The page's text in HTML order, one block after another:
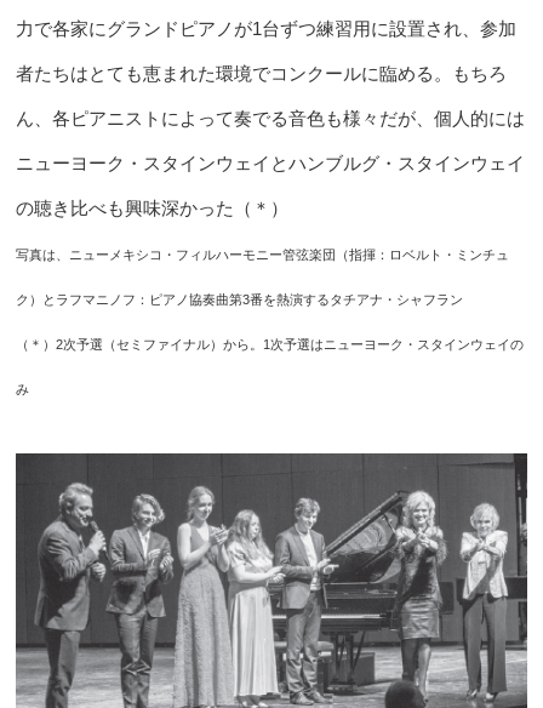
力で各家にグランドピアノが1台ずつ練習用に設置され、参加
者たちはとても恵まれた環境でコンクールに臨める。もちろ
ん、各ピアニストによって奏でる音色も様々だが、個人的には
ニューヨーク・スタインウェイとハンブルグ・スタインウェイ
の聴き比べも興味深かった（＊）
写真は、ニューメキシコ・フィルハーモニー管弦楽団（指揮：ロベルト・ミンチュ
ク）とラフマニノフ：ピアノ協奏曲第3番を熱演するタチアナ・シャフラン
（＊）2次予選（セミファイナル）から。1次予選はニューヨーク・スタインウェイの
み